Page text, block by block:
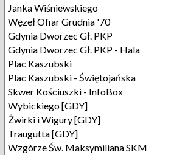
Janka Wiśniewskiego
Węzeł Ofiar Grudnia '70
Gdynia Dworzec Gł. PKP
Gdynia Dworzec Gł. PKP - Hala
Plac Kaszubski
Plac Kaszubski - Świętojańska
Skwer Kościuszki - InfoBox
Wybickiego [GDY]
Żwirki i Wigury [GDY]
Traugutta [GDY]
Wzgórze Św. Maksymiliana SKM